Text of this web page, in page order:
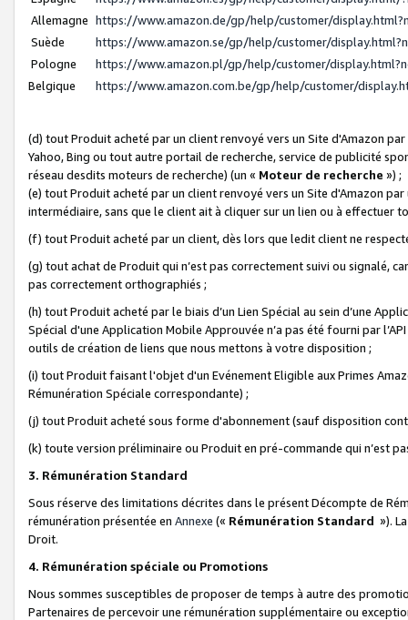
Allemagne https://www.amazon.de/gp/help/customer/
Suède
https://www.amazon.se/gp/help/customer/
Pologne
https://www.amazon.pl/gp/help/customer/
Belgique
https://www.amazon.com.be/gp/help/customer/
(d) tout Produit acheté par un client renvoyé vers un Site d'Amazon
Yahoo, Bing ou tout autre portail de recherche, service de publicité
réseau desdits moteurs de recherche) (un « Moteur de recherche ») ;
(e) tout Produit acheté par un client renvoyé vers un Site d'Amazon
intermédiaire, sans que le client ait à cliquer sur un lien ou à
(f) tout Produit acheté par un client, dès lors que ledit client ne
(g) tout achat de Produit qui n’est pas correctement suivi ou signalé,
pas correctement orthographiés ;
(h) tout Produit acheté par le biais d’un Lien Spécial au sein d’une
Spécial d'une Application Mobile Approuvée n’a pas été fourni par
outils de création de liens que nous mettons à votre disposition ;
(i) tout Produit faisant l'objet d'un Evénement Eligible aux Primes
Rémunération Spéciale correspondante) ;
(j) tout Produit acheté sous forme d'abonnement (sauf disposition
(k) toute version préliminaire ou Produit en pré-commande qui n’est
3. Rémunération Standard
Sous réserve des limitations décrites dans le présent Décompte de
rémunération présentée en Annexe (« Rémunération Standard »).
Droit.
4. Rémunération spéciale ou Promotions
Nous sommes susceptibles de proposer de temps à autre des
Partenaires de percevoir une rémunération supplémentaire ou